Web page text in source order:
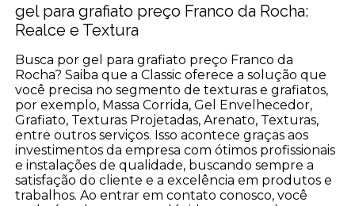
gel para grafiato preço Franco da Rocha:
Realce e Textura
Busca por gel para grafiato preço Franco da
Rocha? Saiba que a Classic oferece a solução que
você precisa no segmento de texturas e grafiatos,
por exemplo, Massa Corrida, Gel Envelhecedor,
Grafiato, Texturas Projetadas, Arenato, Texturas,
entre outros serviços. Isso acontece graças aos
investimentos da empresa com ótimos profissionais
e instalações de qualidade, buscando sempre a
satisfação do cliente e a excelência em produtos e
trabalhos. Ao entrar em contato conosco, você